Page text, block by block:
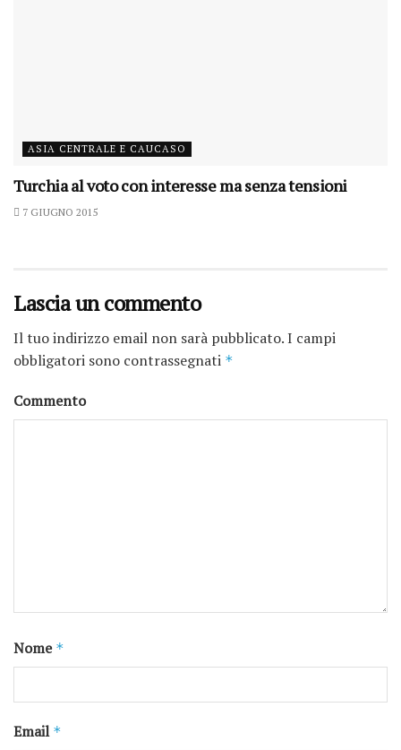
ASIA CENTRALE E CAUCASO
Turchia al voto con interesse ma senza tensioni
7 GIUGNO 2015
Lascia un commento
Il tuo indirizzo email non sarà pubblicato.I campi
obbligatori sono contrassegnati *
Commento
Nome *
Email *